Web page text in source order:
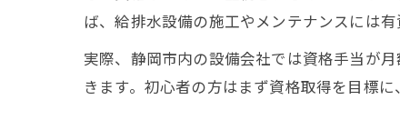
ば、給排水設備の施工やメンテナンスには
実際、静岡市内の設備会社では資格手当が
きます。初心者の方はまず資格取得を目標